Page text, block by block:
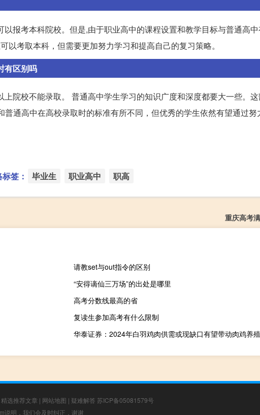
报考本科院校。但是,由于职业高中的课程设置和教学目标与普通高
考取本科，但需要更加努力学习和提高自己的复习策略。
有区别吗
院校不能录取。 普通高中学生学习的知识广度和深度都要大一些。
通高中在高校录取时的标准有所不同，但优秀的学生依然有望通过努
签： 毕业生 职业高中 职高
重庆高考
请教set与out指令的区别
“安得谪仙三万场”的出处是哪里
高考分数线最高的省
复读生参加高考有什么限制
精选推荐文章 | 网站地图 | 疑难解答 苏ICP备05081579号
说明，我们会及时纠正，谢谢